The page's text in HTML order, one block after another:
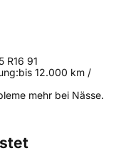
R16 91
bis 12.000 km /
mehr bei Nässe.